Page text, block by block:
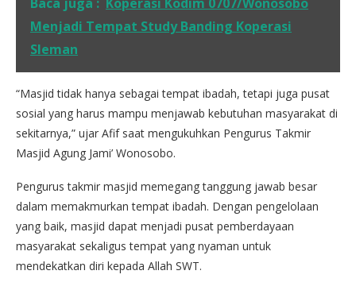
Menjadi Tempat Study Banding Koperasi
Sleman
“Masjid tidak hanya sebagai tempat ibadah, tetapi juga pusat
sosial yang harus mampu menjawab kebutuhan masyarakat di
sekitarnya,” ujar Afif saat mengukuhkan Pengurus Takmir
Masjid Agung Jami’ Wonosobo.
Pengurus takmir masjid memegang tanggung jawab besar
dalam memakmurkan tempat ibadah. Dengan pengelolaan
yang baik, masjid dapat menjadi pusat pemberdayaan
masyarakat sekaligus tempat yang nyaman untuk
mendekatkan diri kepada Allah SWT.